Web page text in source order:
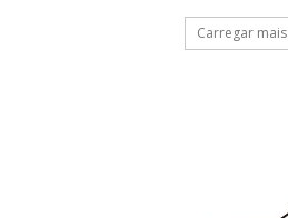
Carregar mais